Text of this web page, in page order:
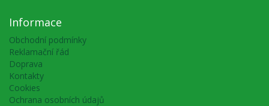
Informace
Obchodní podmínky
Reklamační řád
Doprava
Kontakty
Cookies
Ochrana osobních údajů